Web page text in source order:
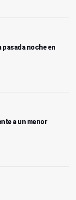
noche en
a un menor